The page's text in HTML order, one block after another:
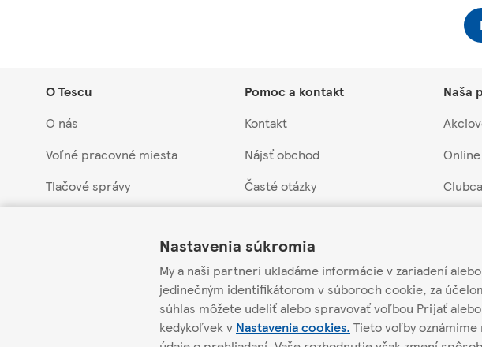
Nastavenia súkromia
My a naši partneri ukladáme informácie v zariadení
jedinečným identifikátorom v súboroch cookie, za
súhlas môžete udeliť alebo spravovať voľbou Prijať
kedykoľvek v Nastavenia cookies. Tieto voľby
O Tescu
O nás
Voľné pracovné miesta
Tlačové správy
Obchodná skupina Tesco
Pomoc a kontakt
Kontakt
Nájsť obchod
Časté otázky
Stiahnuté produkty z predaja
Kontakt pre dodávateľov
Etická linka pre dodávateľov
Naša
Hello